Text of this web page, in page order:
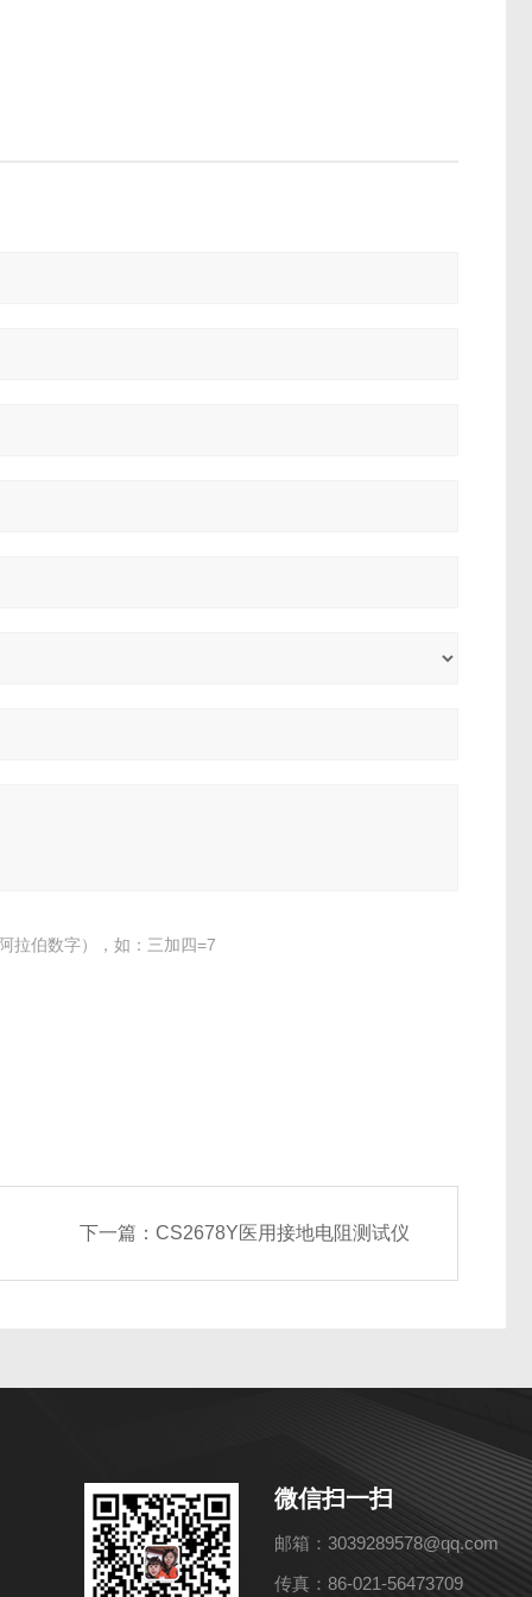
拉伯数字），如：三加四=7
下一篇： CS2678Y医用接地电阻测试仪
微信扫一扫
邮箱：3039289578@qq.com
传真：86-021-56473709